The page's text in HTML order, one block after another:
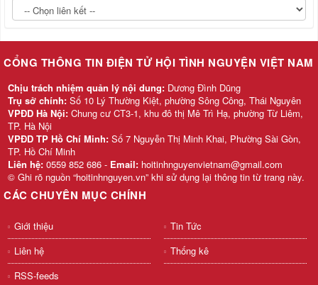
CỔNG THÔNG TIN ĐIỆN TỬ HỘI TÌNH NGUYỆN VIỆT NAM
Chịu trách nhiệm quản lý nội dung: Dương Đình Dũng
Trụ sở chính: Số 10 Lý Thường Kiệt, phường Sông Công, Thái Nguyên
VPĐD Hà Nội: Chung cư CT3-1, khu đô thị Mê Trì Hạ, phường Từ Liêm,
TP. Hà Nội
VPĐD TP Hồ Chí Minh: Số 7 Nguyễn Thị Minh Khai, Phường Sài Gòn,
TP. Hồ Chí Minh
Liên hệ: 0559 852 686 - Email: hoitinhnguyenvietnam@gmail.com
© Ghi rõ nguồn “hoitinhnguyen.vn” khi sử dụng lại thông tin từ trang này.
CÁC CHUYÊN MỤC CHÍNH
Giới thiệu
Tin Tức
Liên hệ
Thống kê
RSS-feeds